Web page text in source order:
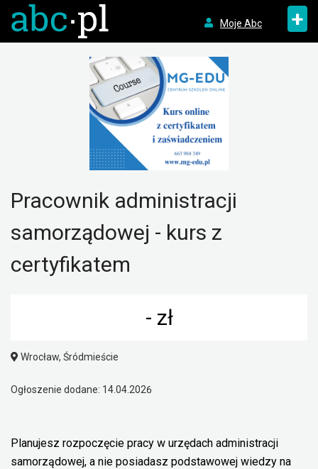
Moje Abc +
Pracownik administracji
samorządowej - kurs z
certyfikatem
- zł
Wrocław, Śródmieście
Ogłoszenie dodane: 14.04.2026
Planujesz rozpoczęcie pracy w urzędach administracji
samorządowej, a nie posiadasz podstawowej wiedzy na